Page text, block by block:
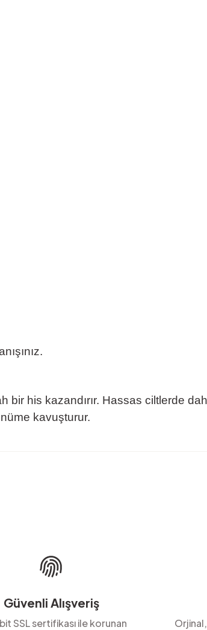
his kazandırır. Hassas ciltlerde
kavuşturur.
Güvenli Alışveriş
SSL sertifikası ile korunan